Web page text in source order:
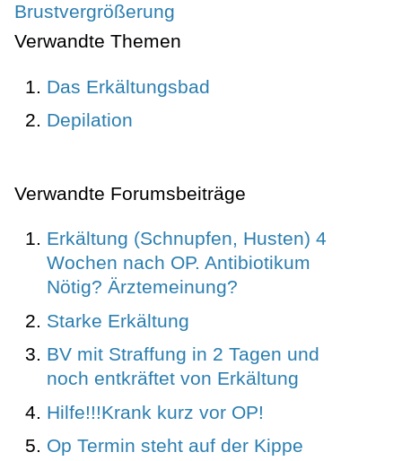
Brustvergrößerung
Verwandte Themen
Das Erkältungsbad
Depilation
Verwandte Forumsbeiträge
Erkältung (Schnupfen, Husten) 4
Wochen nach OP. Antibiotikum
Nötig? Ärztemeinung?
Starke Erkältung
BV mit Straffung in 2 Tagen und
noch entkräftet von Erkältung
Hilfe!!!Krank kurz vor OP!
Op Termin steht auf der Kippe